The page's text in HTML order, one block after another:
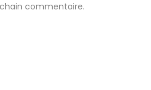
commentaire.